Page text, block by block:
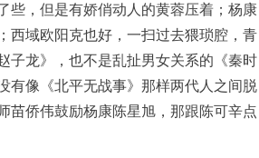
些，但是有娇俏动人的黄蓉压着；杨康
西域欧阳克也好，一扫过去猥琐腔，青
子龙》，也不是乱扯男女关系的《秦时
有像《北平无战事》那样两代人之间脱
苗侨伟鼓励杨康陈星旭，那跟陈可辛点